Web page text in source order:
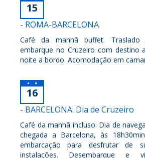
15
- ROMA-BARCELONA
Café da manhã buffet. Traslado
embarque no Cruzeiro com destino
noite a bordo. Acomodação em
16
- BARCELONA: Dia de Cruzeiro
Café da manhã incluso. Dia de
chegada a Barcelona, às
embarcação para desfrutar de
instalações. Desembarque e